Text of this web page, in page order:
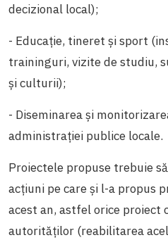
decizional local);
- Educaţie, tineret şi sport
traininguri, vizite de studiu,
și culturii);
- Diseminarea și
administraţiei publice locale.
Proiectele propuse trebuie
acțiuni pe care și l-a propus
acest an, astfel orice
autorităților (reabilitarea